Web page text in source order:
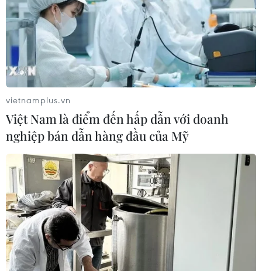
TIN CÙNG CHUYÊN MỤC
Iceland trước cuộc trưng cầu ý dân
về nối lại đàm phán gia nhập EU
vietnamplus.vn
Việt Nam là điểm đến hấp dẫn với doanh
nghiệp bán dẫn hàng đầu của Mỹ